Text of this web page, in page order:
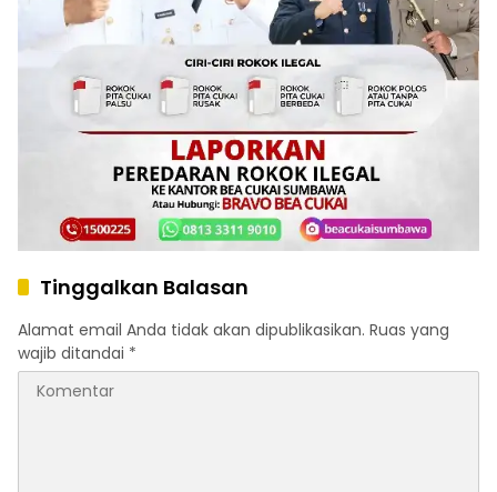
Tinggalkan Balasan
Alamat email Anda tidak akan dipublikasikan. Ruas yang
wajib ditandai *